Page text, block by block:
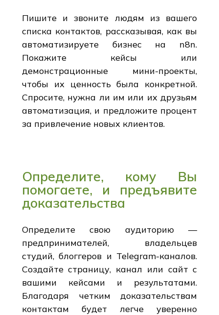
Пишите и звоните людям из вашего
списка контактов, рассказывая, как вы
автоматизируете бизнес на n8n.
Покажите кейсы или
демонстрационные мини-проекты,
чтобы их ценность была конкретной.
Спросите, нужна ли им или их друзьям
автоматизация, и предложите процент
за привлечение новых клиентов.
Определите, кому Вы
помогаете, и предъявите
доказательства
Определите свою аудиторию —
предпринимателей, владельцев
студий, блоггеров и Telegram-каналов.
Создайте страницу, канал или сайт с
вашими кейсами и результатами.
Благодаря четким доказательствам
контактам будет легче уверенно